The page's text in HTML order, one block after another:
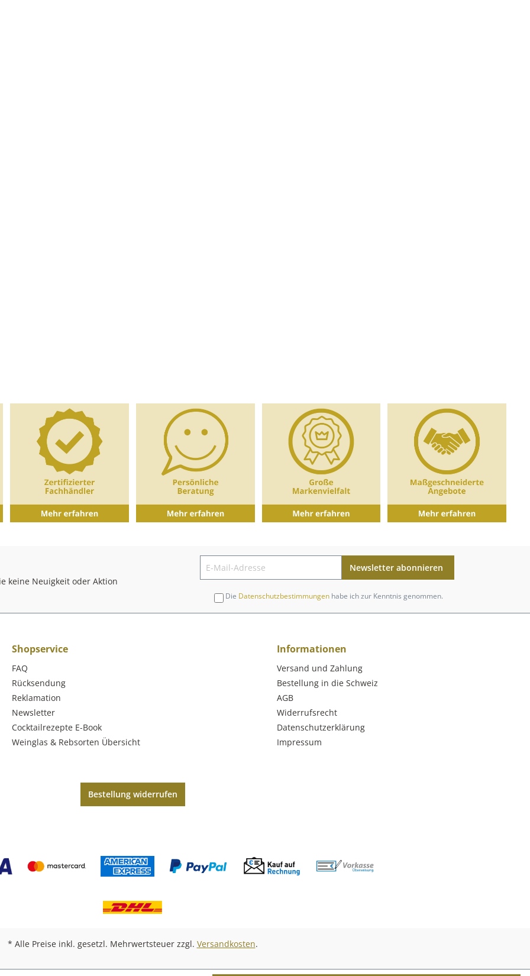
keine Neuigkeit oder Aktion
Newsletter abonnieren
Die Datenschutzbestimmungenhabe ich zur Kenntnis genommen.
Shopservice
FAQ
Rücksendung
Reklamation
Newsletter
Cocktailrezepte E-Book
Weinglas & Rebsorten Übersicht
Informationen
Versand und Zahlung
Bestellung in die Schweiz
AGB
Widerrufsrecht
Datenschutzerklärung
Impressum
Bestellung widerrufen
* Alle Preise inkl. gesetzl. Mehrwertsteuer zzgl. Versandkosten.